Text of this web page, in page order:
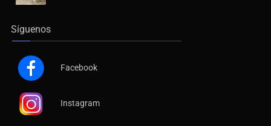
Síguenos
Facebook
Instagram